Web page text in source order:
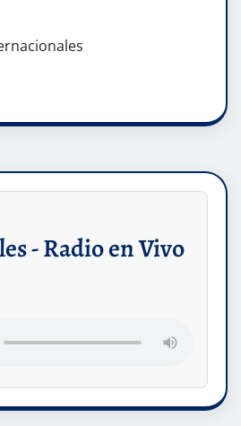
- Radio en Vivo